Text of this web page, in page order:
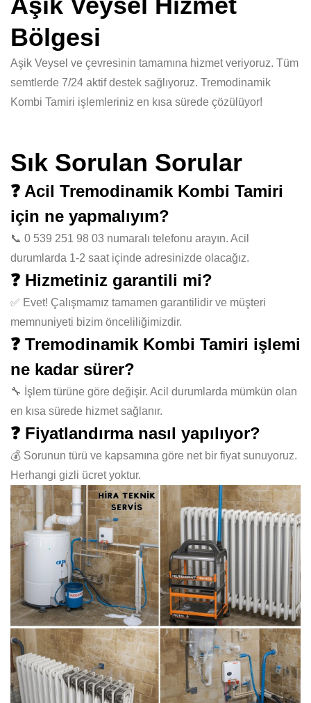
Bölgesi
Aşik Veysel ve çevresinin tamamına hizmet veriyoruz. Tüm
semtlerde 7/24 aktif destek sağlıyoruz. Tremodinamik
Kombi Tamiri işlemleriniz en kısa sürede çözülüyor!
Sık Sorulan Sorular
❓ Acil Tremodinamik Kombi Tamiri
için ne yapmalıyım?
📞 0 539 251 98 03 numaralı telefonu arayın. Acil
durumlarda 1-2 saat içinde adresinizde olacağız.
❓ Hizmetiniz garantili mi?
✅ Evet! Çalışmamız tamamen garantilidir ve müşteri
memnuniyeti bizim önceliliğimizdir.
❓ Tremodinamik Kombi Tamiri işlemi
ne kadar sürer?
🔧 İşlem türüne göre değişir. Acil durumlarda mümkün olan
en kısa sürede hizmet sağlanır.
❓ Fiyatlandırma nasıl yapılıyor?
💰 Sorunun türü ve kapsamına göre net bir fiyat sunuyoruz.
Herhangi gizli ücret yoktur.